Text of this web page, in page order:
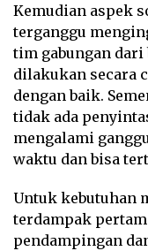
Kemudian aspek
terganggu
tim gabungan
dilakukan secara
dengan baik.
tidak ada
mengalami
waktu dan bisa
Untuk kebutuhan
terdampak
pendampingan